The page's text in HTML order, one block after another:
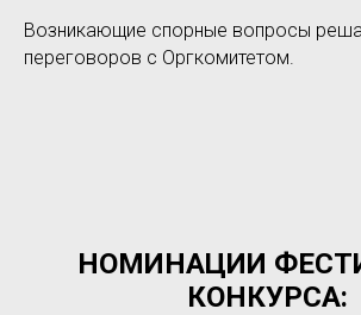
Возникающие спорные вопросы
переговоров с Оргкомитетом.
НОМИНАЦИИ
КОНКУРСА: